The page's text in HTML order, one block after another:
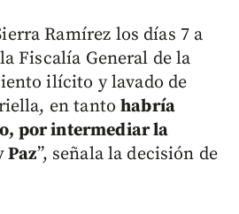
Ramírez los días 7 a
Fiscalía General de la
ilícito y lavado de
en tantohabría
por intermediar la
Paz”, señala la decisión de